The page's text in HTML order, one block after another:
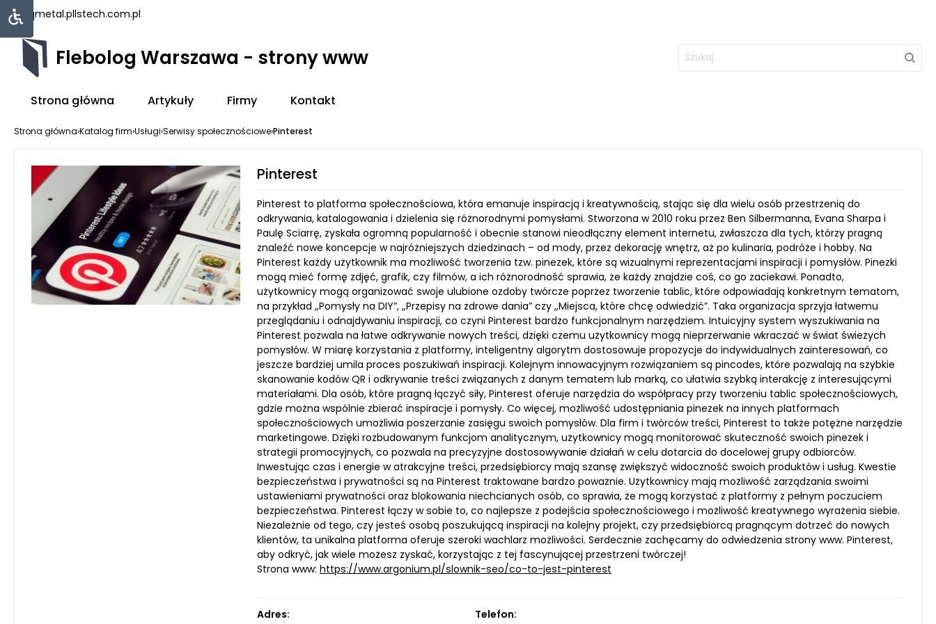
uniqmetal.pllstech.com.pl
Flebolog Warszawa - strony www
Strona główna Artykuły Firmy Kontakt
Strona główna›Katalog firm›Usługi›Serwisy społecznościowe›Pinterest
Pinterest
Pinterest to platforma społecznościowa, która emanuje inspiracją i kreatywnością, stając się dla wielu osób przestrzenią do
odkrywania, katalogowania i dzielenia się różnorodnymi pomysłami. Stworzona w 2010 roku przez Ben Silbermanna, Evana Sharpa i
Paulę Sciarrę, zyskała ogromną popularność i obecnie stanowi nieodłączny element internetu, zwłaszcza dla tych, którzy pragną
znaleźć nowe koncepcje w najróżniejszych dziedzinach – od mody, przez dekorację wnętrz, aż po kulinaria, podróże i hobby. Na
Pinterest każdy użytkownik ma możliwość tworzenia tzw. pinezek, które są wizualnymi reprezentacjami inspiracji i pomysłów. Pinezki
mogą mieć formę zdjęć, grafik, czy filmów, a ich różnorodność sprawia, że każdy znajdzie coś, co go zaciekawi. Ponadto,
użytkownicy mogą organizować swoje ulubione ozdoby twórcze poprzez tworzenie tablic, które odpowiadają konkretnym tematom,
na przykład „Pomysły na DIY”, „Przepisy na zdrowe dania” czy „Miejsca, które chcę odwiedzić”. Taka organizacja sprzyja łatwemu
przeglądaniu i odnajdywaniu inspiracji, co czyni Pinterest bardzo funkcjonalnym narzędziem. Intuicyjny system wyszukiwania na
Pinterest pozwala na łatwe odkrywanie nowych treści, dzięki czemu użytkownicy mogą nieprzerwanie wkraczać w świat świeżych
pomysłów. W miarę korzystania z platformy, inteligentny algorytm dostosowuje propozycje do indywidualnych zainteresowań, co
jeszcze bardziej umila proces poszukiwań inspiracji. Kolejnym innowacyjnym rozwiązaniem są pincodes, które pozwalają na szybkie
skanowanie kodów QR i odkrywanie treści związanych z danym tematem lub marką, co ułatwia szybką interakcję z interesującymi
materiałami. Dla osób, które pragną łączyć siły, Pinterest oferuje narzędzia do współpracy przy tworzeniu tablic społecznościowych,
gdzie można wspólnie zbierać inspiracje i pomysły. Co więcej, możliwość udostępniania pinezek na innych platformach
społecznościowych umożliwia poszerzanie zasięgu swoich pomysłów. Dla firm i twórców treści, Pinterest to także potężne narzędzie
marketingowe. Dzięki rozbudowanym funkcjom analitycznym, użytkownicy mogą monitorować skuteczność swoich pinezek i
strategii promocyjnych, co pozwala na precyzyjne dostosowywanie działań w celu dotarcia do docelowej grupy odbiorców.
Inwestując czas i energie w atrakcyjne treści, przedsiębiorcy mają szansę zwiększyć widoczność swoich produktów i usług. Kwestie
bezpieczeństwa i prywatności są na Pinterest traktowane bardzo poważnie. Użytkownicy mają możliwość zarządzania swoimi
ustawieniami prywatności oraz blokowania niechcianych osób, co sprawia, że mogą korzystać z platformy z pełnym poczuciem
bezpieczeństwa. Pinterest łączy w sobie to, co najlepsze z podejścia społecznościowego i możliwość kreatywnego wyrażenia siebie.
Niezależnie od tego, czy jesteś osobą poszukującą inspiracji na kolejny projekt, czy przedsiębiorcą pragnącym dotrzeć do nowych
klientów, ta unikalna platforma oferuje szeroki wachlarz możliwości. Serdecznie zachęcamy do odwiedzenia strony www. Pinterest,
aby odkryć, jak wiele możesz zyskać, korzystając z tej fascynującej przestrzeni twórczej!
Strona www: https://www.argonium.pl/slownik-seo/co-to-jest-pinterest
Adres: Telefon: